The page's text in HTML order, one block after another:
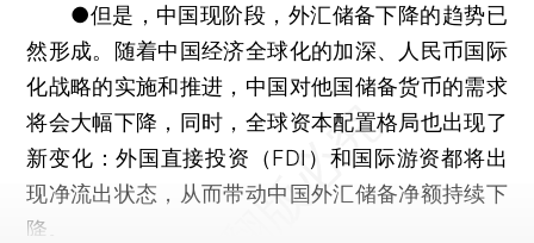
●但是，中国现阶段，外汇储备下降的趋势已
然形成。随着中国经济全球化的加深、人民币国际
化战略的实施和推进，中国对他国储备货币的需求
将会大幅下降，同时，全球资本配置格局也出现了
新变化：外国直接投资（FDI）和国际游资都将出
现净流出状态，从而带动中国外汇储备净额持续下
降。